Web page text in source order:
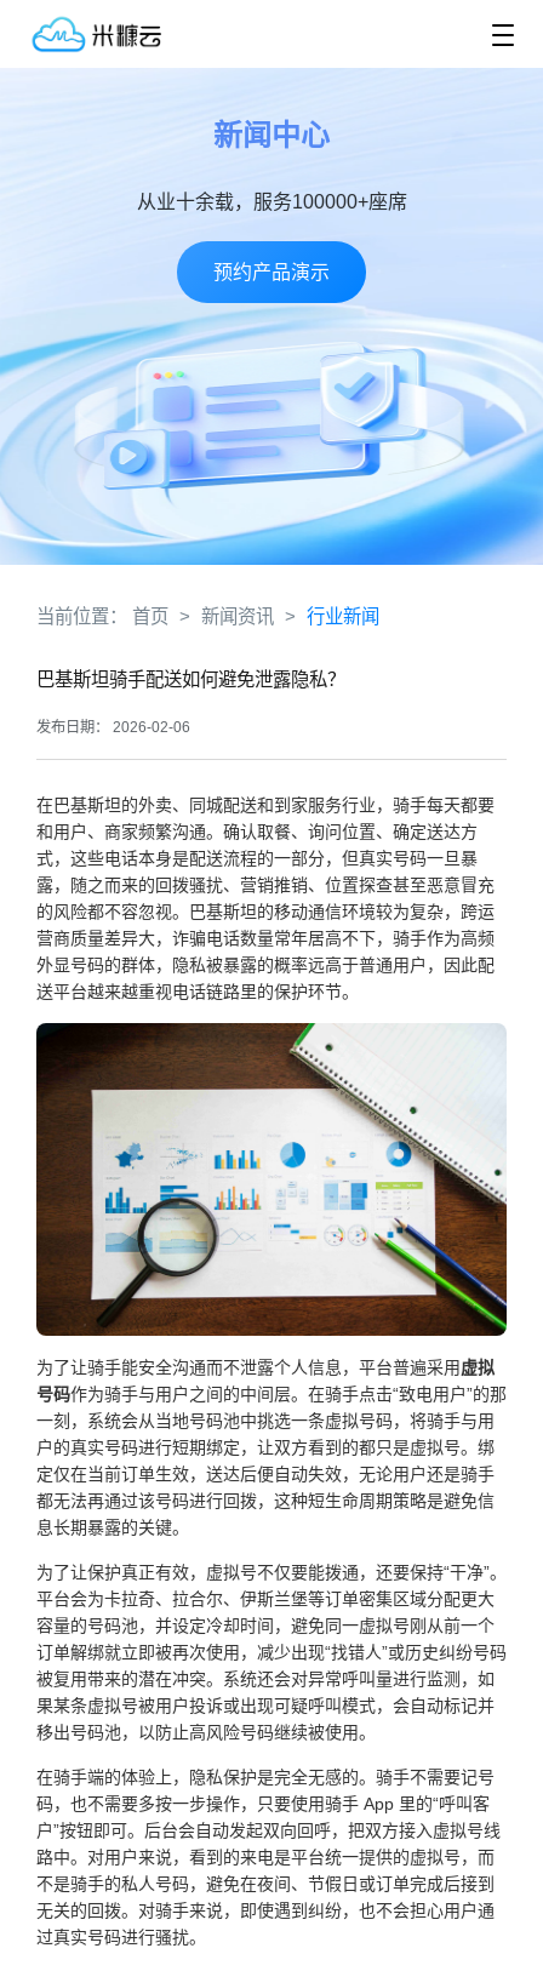
新闻中心
从业十余载，服务100000+座席
预约产品演示
当前位置： 首页 > 新闻资讯 > 行业新闻
巴基斯坦骑手配送如何避免泄露隐私？
发布日期： 2026-02-06
在巴基斯坦的外卖、同城配送和到家服务行业，骑手每天都要
和用户、商家频繁沟通。确认取餐、询问位置、确定送达方
式，这些电话本身是配送流程的一部分，但真实号码一旦暴
露，随之而来的回拨骚扰、营销推销、位置探查甚至恶意冒充
的风险都不容忽视。巴基斯坦的移动通信环境较为复杂，跨运
营商质量差异大，诈骗电话数量常年居高不下，骑手作为高频
外显号码的群体，隐私被暴露的概率远高于普通用户，因此配
送平台越来越重视电话链路里的保护环节。
为了让骑手能安全沟通而不泄露个人信息，平台普遍采用虚拟
号码作为骑手与用户之间的中间层。在骑手点击“致电用户”的那
一刻，系统会从当地号码池中挑选一条虚拟号码，将骑手与用
户的真实号码进行短期绑定，让双方看到的都只是虚拟号。绑
定仅在当前订单生效，送达后便自动失效，无论用户还是骑手
都无法再通过该号码进行回拨，这种短生命周期策略是避免信
息长期暴露的关键。
为了让保护真正有效，虚拟号不仅要能拨通，还要保持“干净”。
平台会为卡拉奇、拉合尔、伊斯兰堡等订单密集区域分配更大
容量的号码池，并设定冷却时间，避免同一虚拟号刚从前一个
订单解绑就立即被再次使用，减少出现“找错人”或历史纠纷号码
被复用带来的潜在冲突。系统还会对异常呼叫量进行监测，如
果某条虚拟号被用户投诉或出现可疑呼叫模式，会自动标记并
移出号码池，以防止高风险号码继续被使用。
在骑手端的体验上，隐私保护是完全无感的。骑手不需要记号
码，也不需要多按一步操作，只要使用骑手 App 里的“呼叫客
户”按钮即可。后台会自动发起双向回呼，把双方接入虚拟号线
路中。对用户来说，看到的来电是平台统一提供的虚拟号，而
不是骑手的私人号码，避免在夜间、节假日或订单完成后接到
无关的回拨。对骑手来说，即使遇到纠纷，也不会担心用户通
过真实号码进行骚扰。